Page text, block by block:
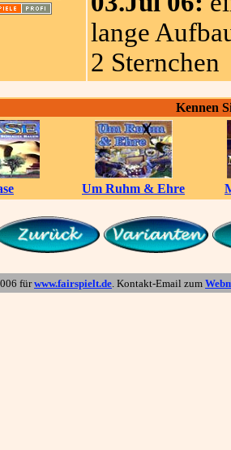
lange
2 Sternchen
Kennen
Um Ruhm & Ehre
fürwww.fairspielt.de. Kontakt-Email zum